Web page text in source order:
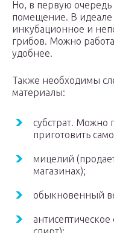
Но, в первую очередь
помещение. В идеале
инкубационное и
грибов. Можно
удобнее.
Также необходимы
материалы:
субстрат. Можно
приготовить
мицелий
магазинах);
обыкновенный